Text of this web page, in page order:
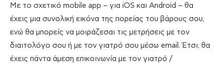
Με το σχετικό mobile app – για iOS και Android – θα
έχεις μια συνολική εικόνα της πορείας του βάρους σου,
ενώ θα μπορείς να μοιράζεσαι τις μετρήσεις με τον
διαιτολόγο σου ή με τον γιατρό σου μέσω email. Έτσι, θα
έχεις πάντα άμεση επικοινωνία με τον γιατρό /